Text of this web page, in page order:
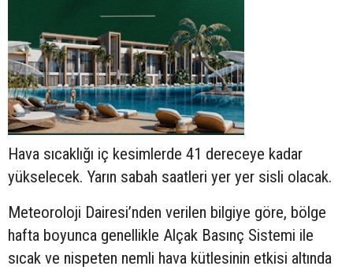
Hava sıcaklığı iç kesimlerde 41 dereceye kadar
yükselecek. Yarın sabah saatleri yer yer sisli olacak.
Meteoroloji Dairesi’nden verilen bilgiye göre, bölge
hafta boyunca genellikle Alçak Basınç Sistemi ile
sıcak ve nispeten nemli hava kütlesinin etkisi altında